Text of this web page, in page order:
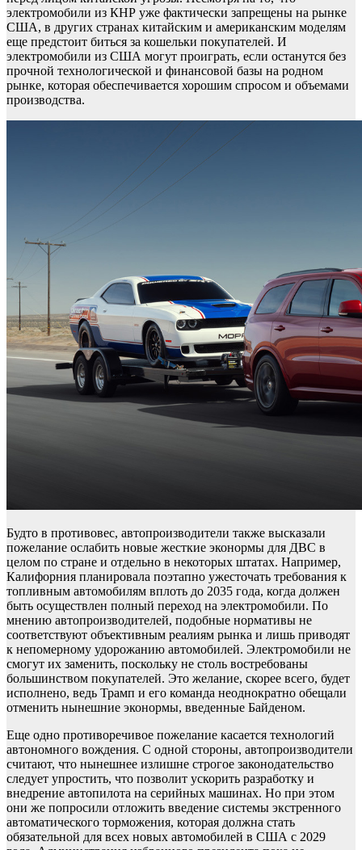
электромобили из КНР уже фактически запрещены на рынке
США, в других странах китайским и американским моделям
еще предстоит биться за кошельки покупателей. И
электромобили из США могут проиграть, если останутся без
прочной технологической и финансовой базы на родном
рынке, которая обеспечивается хорошим спросом и объемами
производства.
Будто в противовес, автопроизводители также высказали
пожелание ослабить новые жесткие эконормы для ДВС в
целом по стране и отдельно в некоторых штатах. Например,
Калифорния планировала поэтапно ужесточать требования к
топливным автомобилям вплоть до 2035 года, когда должен
быть осуществлен полный переход на электромобили. По
мнению автопроизводителей, подобные нормативы не
соответствуют объективным реалиям рынка и лишь приводят
к непомерному удорожанию автомобилей. Электромобили не
смогут их заменить, поскольку не столь востребованы
большинством покупателей. Это желание, скорее всего, будет
исполнено, ведь Трамп и его команда неоднократно обещали
отменить нынешние эконормы, введенные Байденом.
Еще одно противоречивое пожелание касается технологий
автономного вождения. С одной стороны, автопроизводители
считают, что нынешнее излишне строгое законодательство
следует упростить, что позволит ускорить разработку и
внедрение автопилота на серийных машинах. Но при этом
они же попросили отложить введение системы экстренного
автоматического торможения, которая должна стать
обязательной для всех новых автомобилей в США с 2029